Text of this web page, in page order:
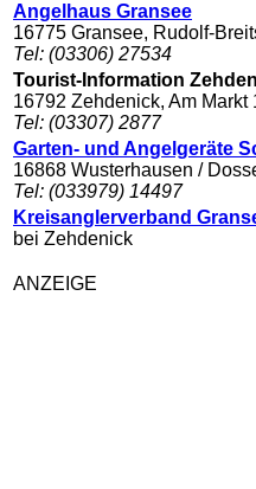
Angelhaus Gransee
16775 Gransee, Rudolf-
Tel: (03306) 27534
Tourist-Information
16792 Zehdenick, Am Markt
Tel: (03307) 2877
Garten- und Angelgeräte
16868 Wusterhausen /
Tel: (033979) 14497
Kreisanglerverband
bei Zehdenick
ANZEIGE